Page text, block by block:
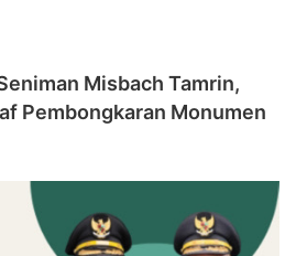
Misbach Tamrin,
Pembongkaran Monumen